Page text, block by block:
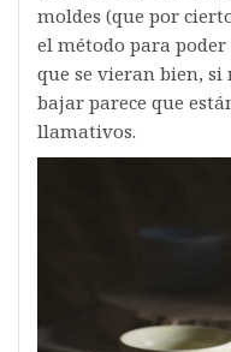
moldes (que por
el método para
que se vieran bien, si
bajar parece que
llamativos.